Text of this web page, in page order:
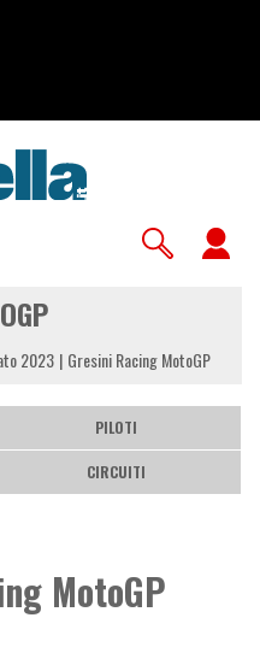
2023 Gresini Racing MotoGP
PILOTI
CIRCUITI
MotoGP